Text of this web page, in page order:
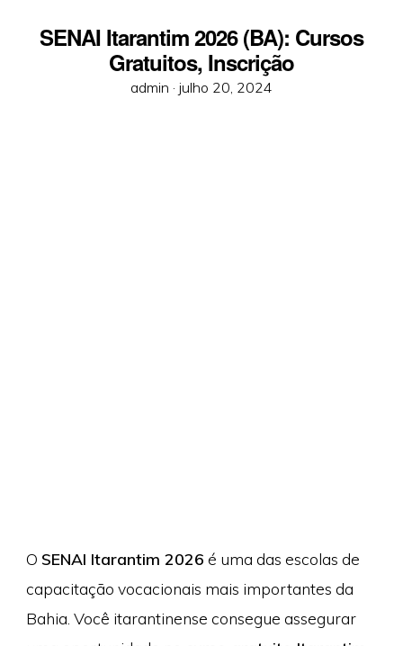
SENAI Itarantim 2026 (BA): Cursos
Gratuitos, Inscrição
admin · Posted
julho 20, 2024
O SENAI Itarantim 2026 é uma das escolas de
capacitação vocacionais mais importantes da
Bahia. Você itarantinense consegue assegurar